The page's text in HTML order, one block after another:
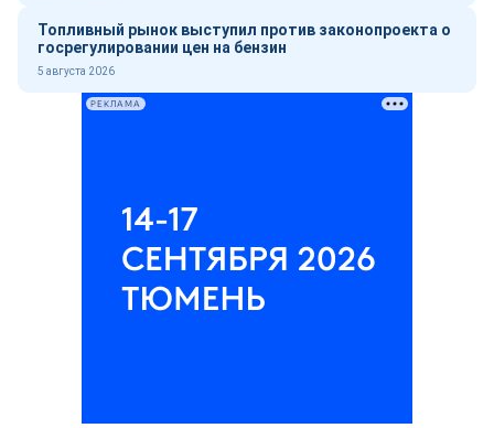
Топливный рынок выступил против законопроекта о
госрегулировании цен на бензин
5 августа 2026
РЕКЛАМА